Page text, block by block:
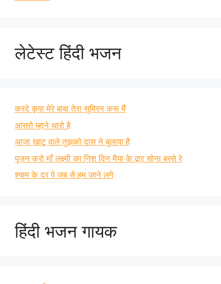
लेटेस्ट हिंदी भजन
करदे कृपा मेरे बाबा तेरा सुमिरन करू मैं
आसरो म्हाने थारो है
आजा खाटू वाले तुझको दास ने बुलाया है
पूजन करो माँ लक्ष्मी का निश दिन मैया के द्वार सोना बरसे रे
श्याम के दर पे जब से हम जाने लगे
हिंदी भजन गायक